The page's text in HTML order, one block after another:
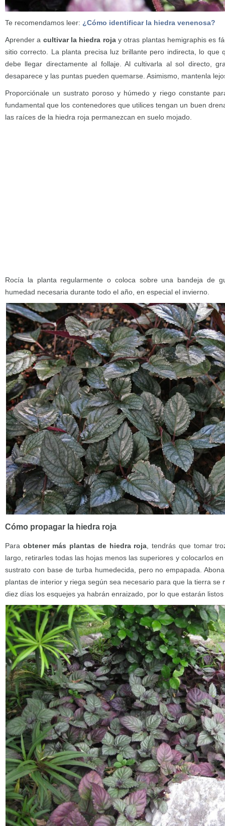
Te recomendamos leer: ¿Cómo identificar la hiedra venenosa?
Aprender a cultivar la hiedra rojay otras plantas hemigraphis es
sitio correcto. La planta precisa luz brillante pero indirecta, lo que
debe llegar directamente al follaje. Al cultivarla al sol directo,
desaparece y las puntas pueden quemarse. Asimismo, mantenla
Proporciónale un sustrato poroso y húmedo y riego constante
fundamental que los contenedores que utilices tengan un buen
las raíces de la hiedra roja permanezcan en suelo mojado.
Rocía la planta regularmente o coloca sobre una bandeja de
humedad necesaria durante todo el año, en especial el invierno.
Cómo propagar la hiedra roja
Para obtener más plantas de hiedra roja, tendrás que tomar
largo, retirarles todas las hojas menos las superiores y colocarlos
sustrato con base de turba humedecida, pero no empapada.
plantas de interior y riega según sea necesario para que la tierra se
diez días los esquejes ya habrán enraizado, por lo que estarán